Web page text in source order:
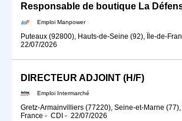
Responsable de boutique La
Emploi Manpower
Puteaux (92800), Hauts-de-Seine (92), Île-de-
22/07/2026
DIRECTEUR ADJOINT (H/F)
Emploi Intermarché
Gretz-Armainvilliers (77220), Seine-et-Marne
France - CDI - 22/07/2026